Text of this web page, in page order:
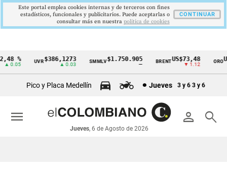
Cintillo
económicos
Colombia
%
0.05
UVR$386,1273
▲ 0.03
SMMLV$1.750.905 BRENTUS$73,48
▼ 1.12
ORO
Pico y Placa Medellín Jueves 3 y 6 3 y 6
person search
Jueves, 6 de Agosto de 2026
menu
Este portal emplea cookies internas y de terceros con fines
estadísticos, funcionales y publicitarios. Puede aceptarlas o
consultar más en nuestra politica de cookies
CONTINUAR